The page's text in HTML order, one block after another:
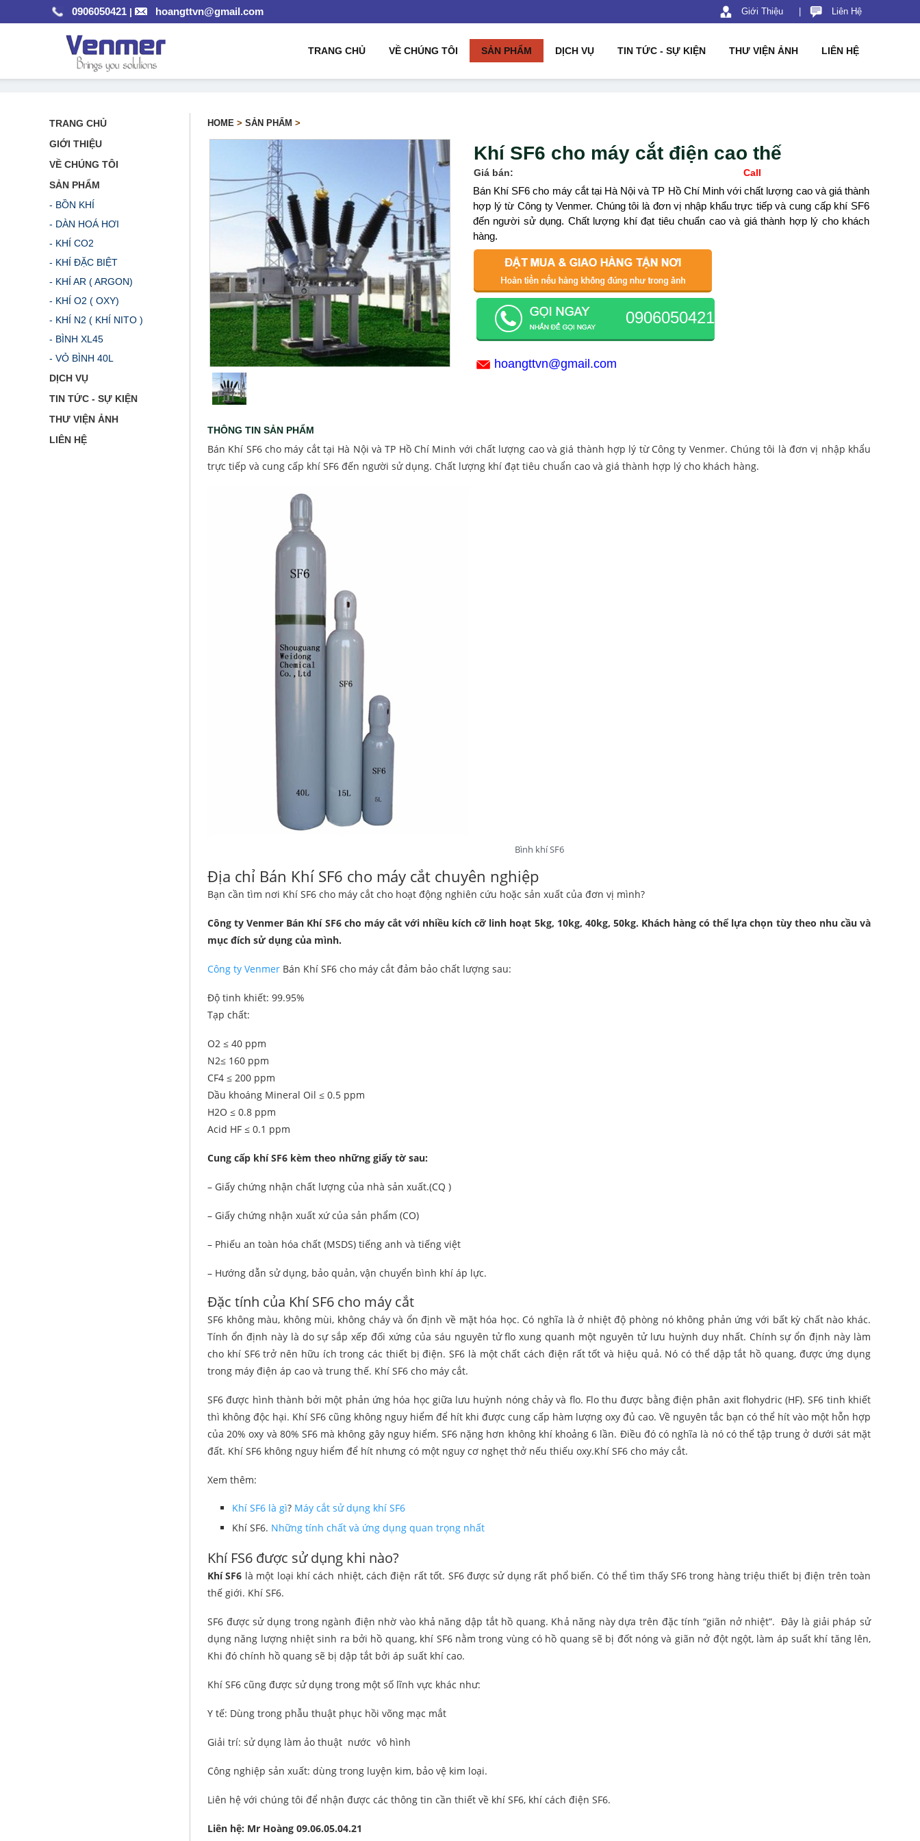
0906050421 | hoangttvn@gmail.com Giới Thiệu Liên Hệ
TRANG CHỦ VỀ CHÚNG TÔI SẢN PHẨM DỊCH VỤ TIN TỨC - SỰ KIỆN THƯ VIỆN ẢNH LIÊN HỆ
TRANG CHỦ
GIỚI THIỆU
VỀ CHÚNG TÔI
SẢN PHẨM
- BỒN KHÍ
- DÀN HOÁ HƠI
- KHÍ CO2
- KHÍ ĐẶC BIỆT
- KHÍ AR ( ARGON)
- KHÍ O2 ( OXY)
- KHÍ N2 ( KHÍ NITO )
- BÌNH XL45
- VỎ BÌNH 40L
DỊCH VỤ
TIN TỨC - SỰ KIỆN
THƯ VIỆN ẢNH
LIÊN HỆ
HOME > SẢN PHẨM >
Khí SF6 cho máy cắt điện cao thế
Giá bán: Call
Bán Khí SF6 cho máy cắt tại Hà Nội và TP Hồ Chí Minh với chất lượng cao và giá thành
hợp lý từ Công ty Venmer. Chúng tôi là đơn vị nhập khẩu trực tiếp và cung cấp khí SF6
đến người sử dụng. Chất lượng khí đạt tiêu chuẩn cao và giá thành hợp lý cho khách
hàng.
0906050421
hoangttvn@gmail.com
THÔNG TIN SẢN PHẨM
Bán Khí SF6 cho máy cắt tại Hà Nội và TP Hồ Chí Minh với chất lượng cao và giá thành hợp lý từ Công ty Venmer. Chúng tôi là đơn vị nhập khẩu
trực tiếp và cung cấp khí SF6 đến người sử dụng. Chất lượng khí đạt tiêu chuẩn cao và giá thành hợp lý cho khách hàng.
Bình khí SF6
Địa chỉ Bán Khí SF6 cho máy cắt chuyên nghiệp
Bạn cần tìm nơi Khí SF6 cho máy cắt cho hoạt động nghiên cứu hoặc sản xuất của đơn vị mình?
Công ty Venmer Bán Khí SF6 cho máy cắt với nhiều kích cỡ linh hoạt 5kg, 10kg, 40kg, 50kg. Khách hàng có thể lựa chọn tùy theo nhu cầu và
mục đích sử dụng của mình.
Công ty Venmer Bán Khí SF6 cho máy cắt đảm bảo chất lượng sau:
Độ tinh khiết: 99.95%
Tạp chất:
O2 ≤ 40 ppm
N2≤ 160 ppm
CF4 ≤ 200 ppm
Dầu khoáng Mineral Oil ≤ 0.5 ppm
H2O ≤ 0.8 ppm
Acid HF ≤ 0.1 ppm
Cung cấp khí SF6 kèm theo những giấy tờ sau:
– Giấy chứng nhận chất lượng của nhà sản xuất.(CQ )
– Giấy chứng nhận xuất xứ của sản phẩm (CO)
– Phiếu an toàn hóa chất (MSDS) tiếng anh và tiếng việt
– Hướng dẫn sử dụng, bảo quản, vận chuyển bình khí áp lực.
Đặc tính của Khí SF6 cho máy cắt
SF6 không màu, không mùi, không cháy và ổn định về mặt hóa học. Có nghĩa là ở nhiệt độ phòng nó không phản ứng với bất kỳ chất nào khác.
Tính ổn định này là do sự sắp xếp đối xứng của sáu nguyên tử flo xung quanh một nguyên tử lưu huỳnh duy nhất. Chính sự ổn định này làm
cho khí SF6 trở nên hữu ích trong các thiết bị điện. SF6 là một chất cách điện rất tốt và hiệu quả. Nó có thể dập tắt hồ quang, được ứng dụng
trong máy điện áp cao và trung thế. Khí SF6 cho máy cắt.
SF6 được hình thành bởi một phản ứng hóa học giữa lưu huỳnh nóng chảy và flo. Flo thu được bằng điện phân axit flohydric (HF). SF6 tinh khiết
thì không độc hại. Khí SF6 cũng không nguy hiểm để hít khi được cung cấp hàm lượng oxy đủ cao. Về nguyên tắc bạn có thể hít vào một hỗn hợp
của 20% oxy và 80% SF6 mà không gây nguy hiểm. SF6 nặng hơn không khí khoảng 6 lần. Điều đó có nghĩa là nó có thể tập trung ở dưới sát mặt
đất. Khí SF6 không nguy hiểm để hít nhưng có một nguy cơ nghẹt thở nếu thiếu oxy.Khí SF6 cho máy cắt.
Xem thêm:
Khí SF6 là gì? Máy cắt sử dụng khí SF6
Khí SF6. Những tính chất và ứng dụng quan trọng nhất
Khí FS6 được sử dụng khi nào?
Khí SF6 là một loại khí cách nhiệt, cách điện rất tốt. SF6 được sử dụng rất phổ biến. Có thể tìm thấy SF6 trong hàng triệu thiết bị điện trên toàn
thế giới. Khí SF6.
SF6 được sử dụng trong ngành điện nhờ vào khả năng dập tắt hồ quang. Khả năng này dựa trên đặc tính “giãn nở nhiệt”. Đây là giải pháp sử
dụng năng lượng nhiệt sinh ra bởi hồ quang, khí SF6 nằm trong vùng có hồ quang sẽ bị đốt nóng và giãn nở đột ngột, làm áp suất khí tăng lên,
Khi đó chính hồ quang sẽ bị dập tắt bởi áp suất khí cao.
Khí SF6 cũng được sử dụng trong một số lĩnh vực khác như:
Y tế: Dùng trong phẫu thuật phục hồi võng mạc mắt
Giải trí: sử dụng làm ảo thuật nước vô hình
Công nghiệp sản xuất: dùng trong luyện kim, bảo vệ kim loại.
Liên hệ với chúng tôi để nhận được các thông tin cần thiết về khí SF6, khí cách điện SF6.
Liên hệ: Mr Hoàng 09.06.05.04.21